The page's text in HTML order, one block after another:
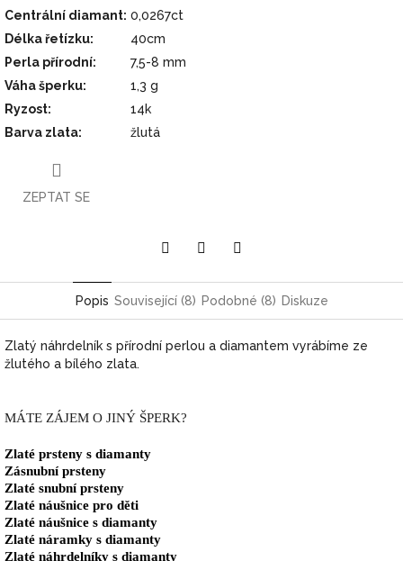
Centrální diamant: 0,0267ct
Délka řetízku:
40cm
Perla přírodní:
7,5-8 mm
Váha šperku:
1,3 g
Ryzost:
14k
Barva zlata: žlutá
ZEPTAT SE
Popis Související (8) Podobné (8) Diskuze
Zlatý náhrdelník s přírodní perlou a diamantem vyrábíme ze
žlutého a bílého zlata.
MÁTE ZÁJEM O JINÝ ŠPERK?
Zlaté prsteny s diamanty
Zásnubní prsteny
Zlaté snubní prsteny
Zlaté náušnice pro děti
Zlaté náušnice s diamanty
Zlaté náramky s diamanty
Zlaté náhrdelníky s diamanty